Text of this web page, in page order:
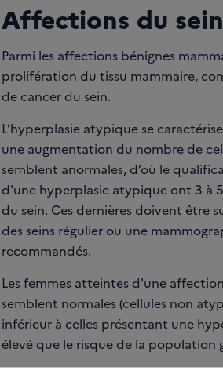
Affections du sein
Parmi les affections bénignes
prolifération du tissu mammaire,
de cancer du sein.
L’hyperplasie atypique se
une augmentation du nombre de
semblent anormales, d’où le
d'une hyperplasie atypique ont 3 à
du sein. Ces dernières doivent être
des seins régulier ou une
recommandés.
Les femmes atteintes d'une
semblent normales (cellules non
inférieur à celles présentant une
élevé que le risque de la population